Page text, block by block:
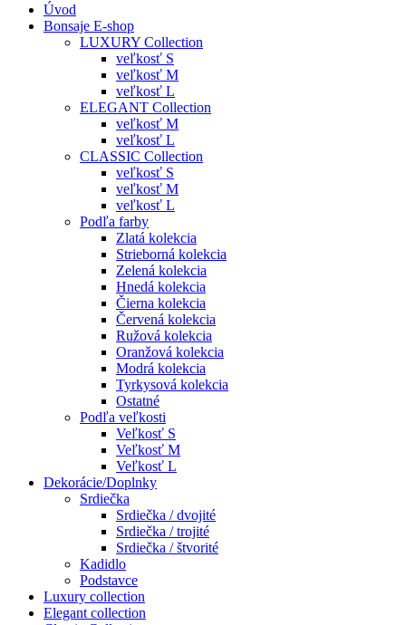
Úvod
Bonsaje E-shop
LUXURY Collection
veľkosť S
veľkosť M
veľkosť L
ELEGANT Collection
veľkosť M
veľkosť L
CLASSIC Collection
veľkosť S
veľkosť M
veľkosť L
Podľa farby
Zlatá kolekcia
Strieborná kolekcia
Zelená kolekcia
Hnedá kolekcia
Čierna kolekcia
Červená kolekcia
Ružová kolekcia
Oranžová kolekcia
Modrá kolekcia
Tyrkysová kolekcia
Ostatné
Podľa veľkosti
Veľkosť S
Veľkosť M
Veľkosť L
Dekorácie/Doplnky
Srdiečka
Srdiečka / dvojité
Srdiečka / trojité
Srdiečka / štvorité
Kadidlo
Podstavce
Luxury collection
Elegant collection